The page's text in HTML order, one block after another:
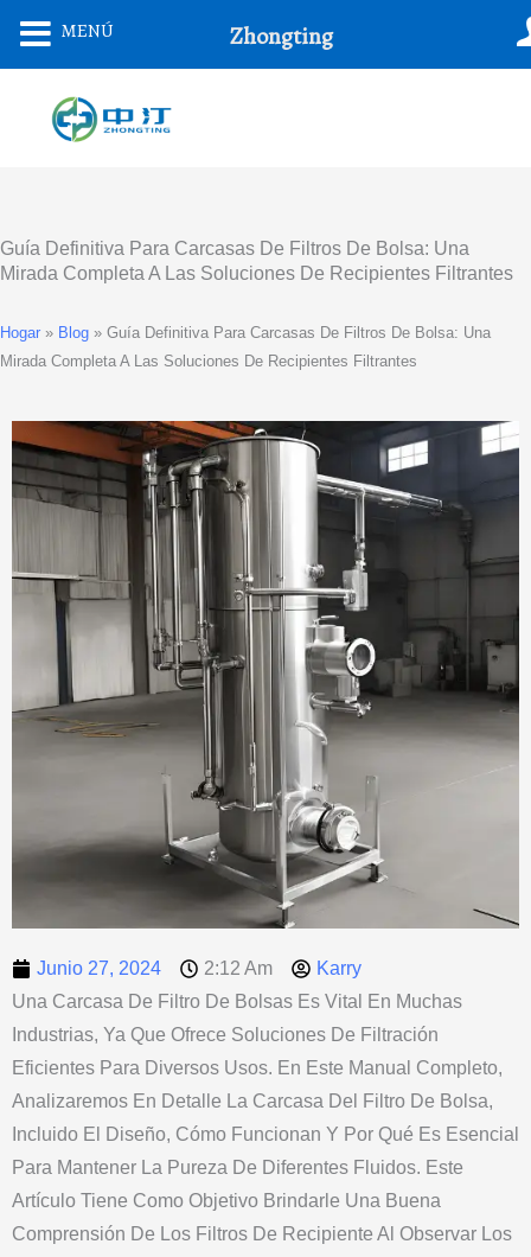
Guía Definitiva Para Carcasas De Filtros De Bolsa: Una
Mirada Completa A Las Soluciones De Recipientes Filtrantes
Hogar » Blog » Guía Definitiva Para Carcasas De Filtros De Bolsa: Una
Mirada Completa A Las Soluciones De Recipientes Filtrantes
Junio 27, 2024 2:12 Am
Karry
Una Carcasa De Filtro De Bolsas Es Vital En Muchas
Industrias, Ya Que Ofrece Soluciones De Filtración
Eficientes Para Diversos Usos. En Este Manual Completo,
Analizaremos En Detalle La Carcasa Del Filtro De Bolsa,
Incluido El Diseño, Cómo Funcionan Y Por Qué Es Esencial
Para Mantener La Pureza De Diferentes Fluidos. Este
Artículo Tiene Como Objetivo Brindarle Una Buena
Comprensión De Los Filtros De Recipiente Al Observar Los
MENÚ Zhongting